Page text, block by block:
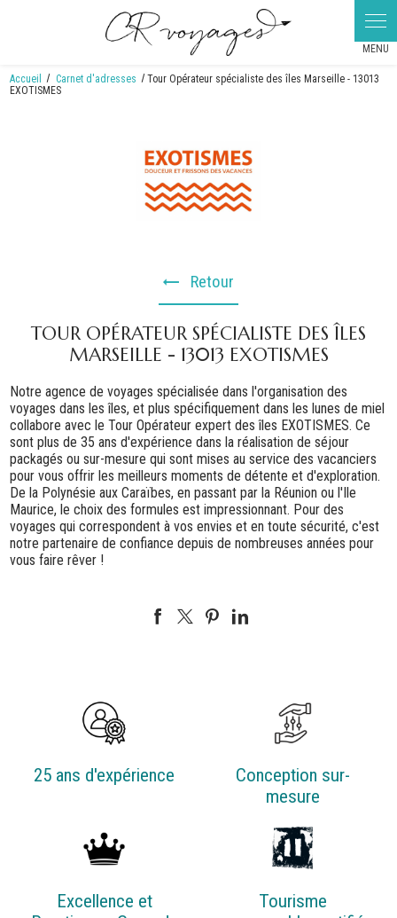
Accueil Carnet d'adresses
Tour Opérateur spécialiste des îles Marseille - 13013
EXOTISMES
Retour
TOUR OPÉRATEUR SPÉCIALISTE DES ÎLES
MARSEILLE - 13013 EXOTISMES
Notre agence de voyages spécialisée dans l'organisation des
voyages dans les îles, et plus spécifiquement dans les lunes de miel
collabore avec le Tour Opérateur expert des îles EXOTISMES. Ce
sont plus de 35 ans d'expérience dans la réalisation de séjour
packagés ou sur-mesure qui sont mises au service des vacanciers
pour vous offrir les meilleurs moments de détente et d'exploration.
De la Polynésie aux Caraïbes, en passant par la Réunion ou l'Ile
Maurice, le choix des formules est impressionnant. Pour des
voyages qui correspondent à vos envies et en toute sécurité, c'est
notre partenaire de confiance depuis de nombreuses années pour
vous faire rêver !
25 ans d'expérience
Conception sur-
mesure
Excellence et
Tourisme
Panneau de gestion des cookies